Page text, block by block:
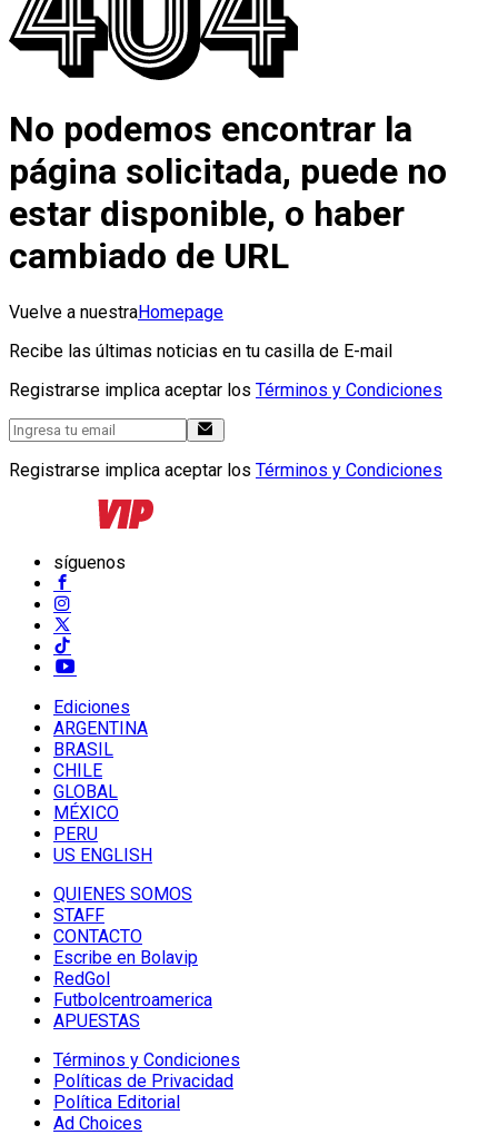
No podemos encontrar la
página solicitada, puede no
estar disponible, o haber
cambiado de URL
Vuelve a nuestraHomepage
Recibe las últimas noticias en tu casilla de E-mail
Registrarse implica aceptar los Términos y Condiciones
Registrarse implica aceptar los Términos y Condiciones
síguenos
Ediciones
ARGENTINA
BRASIL
CHILE
GLOBAL
MÉXICO
PERU
US ENGLISH
QUIENES SOMOS
STAFF
CONTACTO
Escribe en Bolavip
RedGol
Futbolcentroamerica
APUESTAS
Términos y Condiciones
Políticas de Privacidad
Política Editorial
Ad Choices